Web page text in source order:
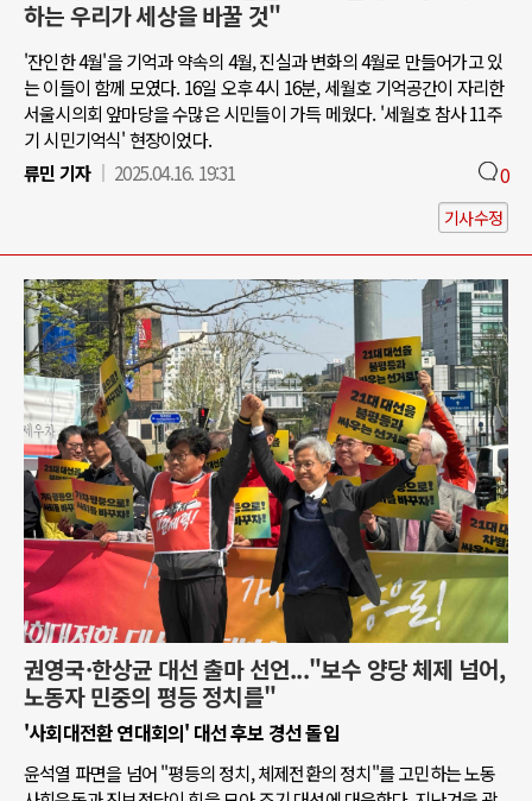
하는 우리가 세상을 바꿀 것"
'잔인한 4월'을 기억과 약속의 4월, 진실과 변화의 4월로 만들어가고 있
는 이들이 함께 모였다. 16일 오후 4시 16분, 세월호 기억공간이 자리한
서울시의회 앞마당을 수많은 시민들이 가득 메웠다. '세월호 참사 11주
기 시민기억식' 현장이었다.
류민 기자
2025.04.16. 19:31 0
기사수정
권영국·한상균 대선 출마 선언..."보수 양당 체제 넘어,
노동자 민중의 평등 정치를"
'사회대전환 연대회의' 대선 후보 경선 돌입
윤석열 파면을 넘어 "평등의 정치, 체제전환의 정치"를 고민하는 노동